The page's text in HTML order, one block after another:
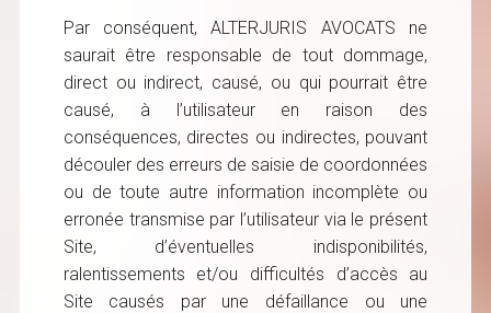
Par conséquent, ALTERJURIS AVOCATS ne
saurait être responsable de tout dommage,
direct ou indirect, causé, ou qui pourrait être
causé, à l’utilisateur en raison des
conséquences, directes ou indirectes, pouvant
découler des erreurs de saisie de coordonnées
ou de toute autre information incomplète ou
erronée transmise par l’utilisateur via le présent
Site, d’éventuelles indisponibilités,
ralentissements et/ou difficultés d’accès au
Site causés par une défaillance ou une